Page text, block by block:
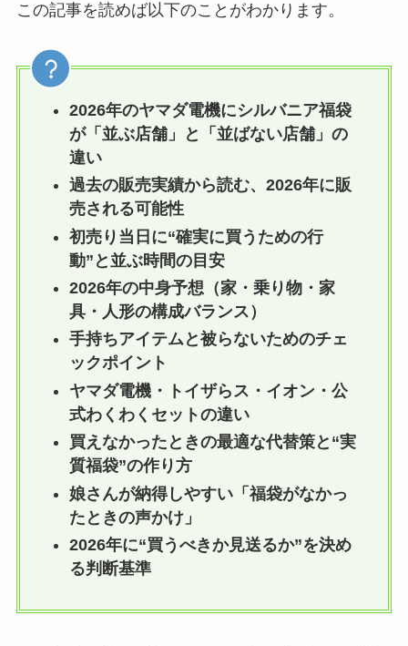
この記事を読めば以下のことがわかります。
2026年のヤマダ電機にシルバニア福袋
が「並ぶ店舗」と「並ばない店舗」の
違い
過去の販売実績から読む、2026年に販
売される可能性
初売り当日に“確実に買うための行
動”と並ぶ時間の目安
2026年の中身予想（家・乗り物・家
具・人形の構成バランス）
手持ちアイテムと被らないためのチェ
ックポイント
ヤマダ電機・トイザらス・イオン・公
式わくわくセットの違い
買えなかったときの最適な代替策と“実
質福袋”の作り方
娘さんが納得しやすい「福袋がなかっ
たときの声かけ」
2026年に“買うべきか見送るか”を決め
る判断基準